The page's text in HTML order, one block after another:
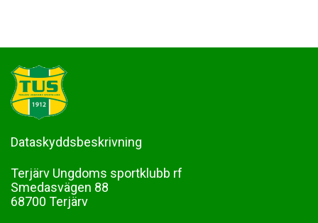
Dataskyddsbeskrivning
Terjärv Ungdoms sportklubb rf
Smedasvägen 88
68700 Terjärv